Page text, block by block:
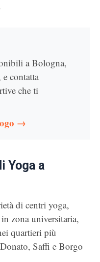
a Bologna,
contatta
che ti
→
Yoga a
di centri yoga,
zona universitaria,
quartieri più
Saffi e Borgo